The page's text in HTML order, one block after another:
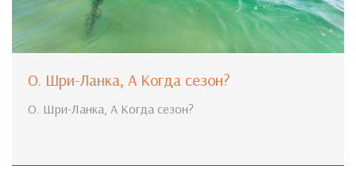
О. Шри-Ланка, А Когда сезон?
О. Шри-Ланка, А Когда сезон?